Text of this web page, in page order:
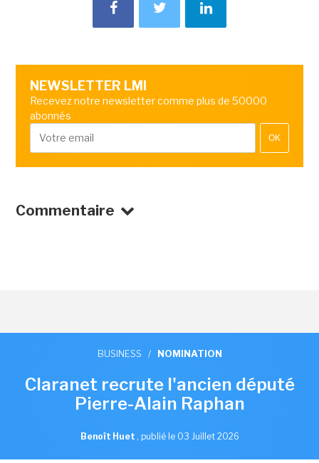
NEWSLETTER LMI
Recevez notre newsletter comme plus de 50000
abonnés
OK
Commentaire
BUSINESS / NOMINATION
Claranet recrute l'ancien député
Pierre-Alain Raphan
Benoît Huet , publié le 03 Juillet 2026